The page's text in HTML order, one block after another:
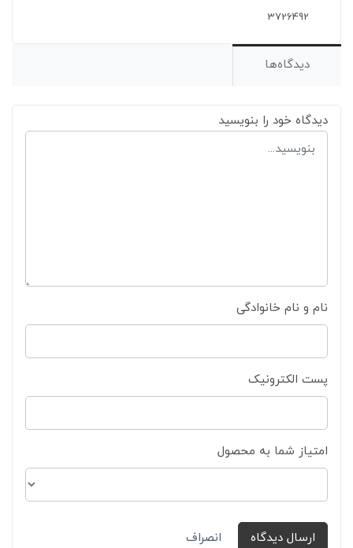
3726492
دیدگاه‌ها
دیدگاه خود را بنویسید
نام و نام خانوادگی
پست الکترونیک
امتیاز شما به محصول
ارسال دیدگاه انصراف